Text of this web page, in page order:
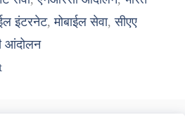
इंटरनेट,मोबाईल सेवा,सीएए
आंदोलन